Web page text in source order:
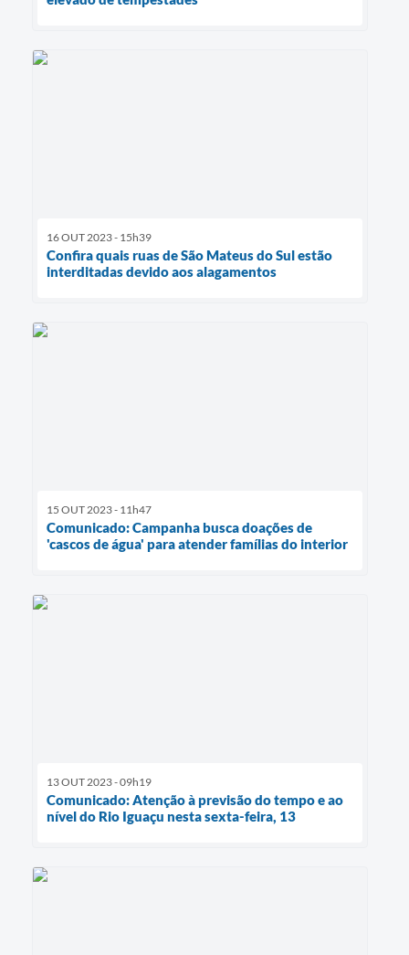
16 OUT 2023 - 15h39
Confira quais ruas de São Mateus do Sul estão
interditadas devido aos alagamentos
15 OUT 2023 - 11h47
Comunicado: Campanha busca doações de
'cascos de água' para atender famílias do interior
13 OUT 2023 - 09h19
Comunicado: Atenção à previsão do tempo e ao
nível do Rio Iguaçu nesta sexta-feira, 13